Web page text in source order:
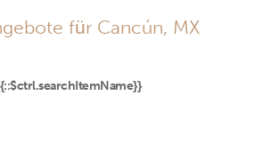
für Cancún, MX